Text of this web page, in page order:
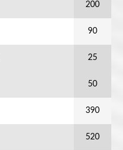
200
90
25
50
390
520